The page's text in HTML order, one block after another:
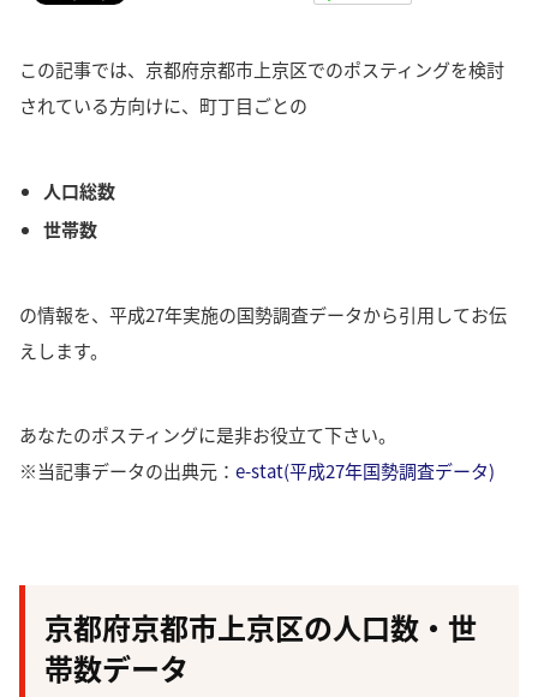
この記事では、京都府京都市上京区でのポスティングを検討
されている方向けに、町丁目ごとの
人口総数
世帯数
の情報を、平成27年実施の国勢調査データから引用してお伝
えします。
あなたのポスティングに是非お役立て下さい。
※当記事データの出典元： e-stat(平成27年国勢調査データ)
京都府京都市上京区の人口数・世
帯数データ